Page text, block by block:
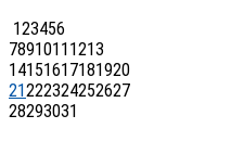
123456
7891011 1213
14151617181920
21222324252627
28293031